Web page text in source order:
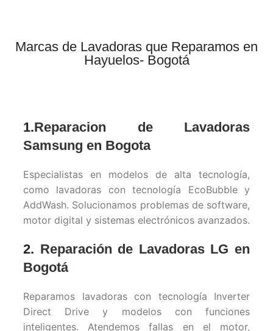
Marcas de Lavadoras que Reparamos en
Hayuelos- Bogotá
1.Reparacion de Lavadoras
Samsung en Bogota
Especialistas en modelos de alta tecnología,
como lavadoras con tecnología EcoBubble y
AddWash. Solucionamos problemas de software,
motor digital y sistemas electrónicos avanzados.
2. Reparación de Lavadoras LG en
Bogotá
Reparamos lavadoras con tecnología Inverter
Direct Drive y modelos con funciones
inteligentes. Atendemos fallas en el motor,